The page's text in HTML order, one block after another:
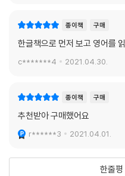
종이책 구매
한글책으로 먼저 보고 영어를
c*******4 2021.04.30.
종이책 구매
추천받아 구매했어요
r******3 2021.04.01.
한줄평